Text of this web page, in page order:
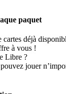
paquet
cartes déjà
à vous !
Libre ?
jouer